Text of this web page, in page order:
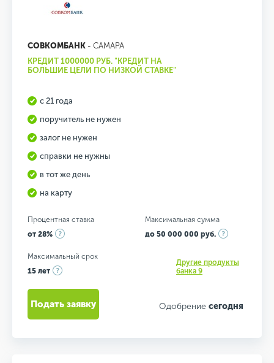
СОВКОМБАНК - САМАРА
КРЕДИТ 1000000 РУБ. "КРЕДИТ НА
БОЛЬШИЕ ЦЕЛИ ПО НИЗКОЙ СТАВКЕ"
с 21 года
поручитель не нужен
залог не нужен
справки не нужны
в тот же день
на карту
Процентная ставка
от 28%
Максимальная сумма
до 50 000 000 руб.
Максимальный срок
15 лет
Другие продукты
банка 9
Одобрение сегодня
Подать заявку